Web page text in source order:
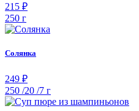
215 ₽
250 г
Солянка
249 ₽
250 /20 /7 г